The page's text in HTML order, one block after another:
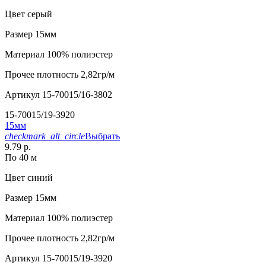
Цвет серый
Размер 15мм
Материал 100% полиэстер
Прочее плотность 2,82гр/м
Артикул 15-70015/16-3802
15-70015/19-3920
15мм
checkmark_alt_circleВыбрать
9.79 р.
По 40 м
Цвет синий
Размер 15мм
Материал 100% полиэстер
Прочее плотность 2,82гр/м
Артикул 15-70015/19-3920